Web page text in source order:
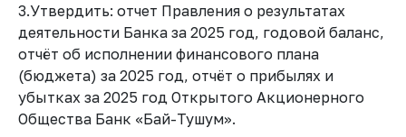
3.Утвердить: отчет Правления о результатах
деятельности Банка за 2025 год, годовой баланс,
отчёт об исполнении финансового плана
(бюджета) за 2025 год, отчёт о прибылях и
убытках за 2025 год Открытого Акционерного
Общества Банк «Бай-Тушум».